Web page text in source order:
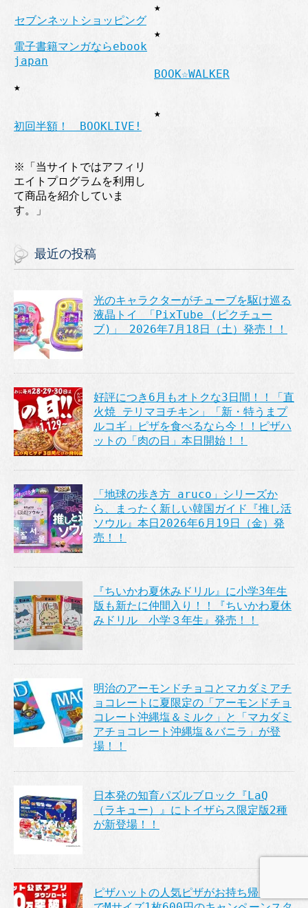
★
セブンネットショッピング
★
電子書籍マンガならebook
japan
★
BOOK☆WALKER
★
初回半額！ BOOKLIVE!
※「当サイトではアフィリ
エイトプログラムを利用し
て商品を紹介していま
す。」
最近の投稿
光のキャラクターがチューブを駆け巡る
液晶トイ 「PixTube (ピクチュー
ブ)」 2026年7月18日（土）発売！！
好評につき6月もオトクな3日間！！「直
火焼 テリマヨチキン」「新・特うまプ
ルコギ」ピザを食べるなら今！！ピザハ
ットの「肉の日」本日開始！！
「地球の歩き方 aruco」シリーズか
ら、まったく新しい韓国ガイド『推し活
ソウル』本日2026年6月19日（金）発
売！！
『ちいかわ夏休みドリル』に小学3年生
版も新たに仲間入り！！『ちいかわ夏休
みドリル 小学３年生』発売！！
明治のアーモンドチョコとマカダミアチ
ョコレートに夏限定の「アーモンドチョ
コレート沖縄塩＆ミルク」と「マカダミ
アチョコレート沖縄塩＆バニラ」が登
場！！
日本発の知育パズルブロック『LaQ
（ラキュー）』にトイザらス限定版2種
が新登場！！
ピザハットの人気ピザがお持ち帰り限定